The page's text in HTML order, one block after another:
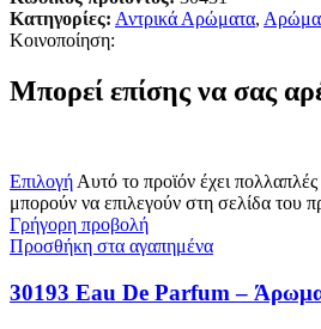
Κατηγορίες: Αντρικά Αρώματα,
Κοινοποίηση:
Μπορεί επίσης να σας
Επιλογή Αυτό το προϊόν έχει
μπορούν να επιλεγούν στη σελίδα του
Γρήγορη προβολή
Προσθήκη στα αγαπημένα
30193 Eau De Parfum –